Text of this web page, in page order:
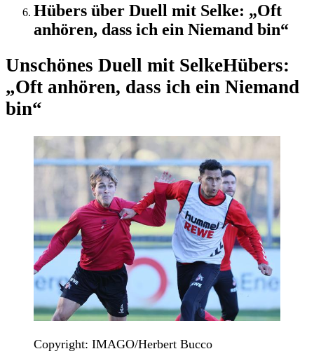
Hübers über Duell mit Selke: „Oft
anhören, dass ich ein Niemand bin“
Unschönes Duell mit SelkeHübers:
„Oft anhören, dass ich ein Niemand
bin“
Copyright: IMAGO/Herbert Bucco